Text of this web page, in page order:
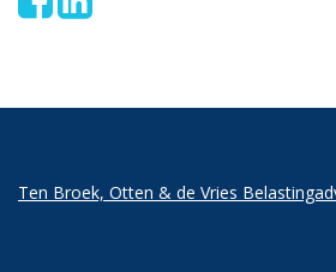
Ten Broek, Otten & de Vries